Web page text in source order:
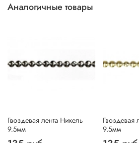
Аналогичные товары
Гвоздевая лента Никель
9.5мм
Гвоздевая
9.5мм